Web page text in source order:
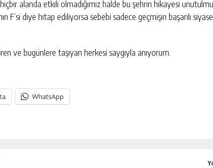
alanda etkili olmadığımız halde bu şehrin hikayesi
F’si diye hitap ediliyorsa sebebi sadece geçmişin başarılı
ve bugünlere taşıyan herkesi saygıyla anıyorum.
WhatsApp